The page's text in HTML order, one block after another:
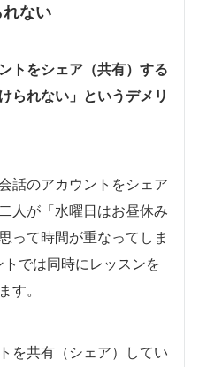
ない
トをシェア（共有）する
られない」というデメリ
話のアカウントをシェア
人が「水曜日はお昼休み
って時間が重なってしま
では同時にレッスンを
す。
を共有（シェア）してい